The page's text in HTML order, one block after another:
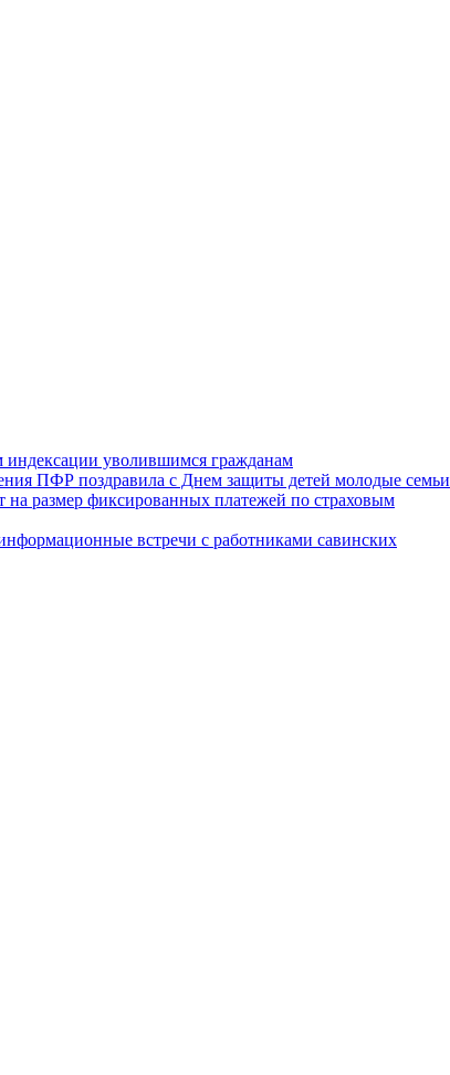
индексации уволившимся гражданам
ПФР поздравила с Днем защиты детей молодые семьи
размер фиксированных платежей по страховым
встречи с работниками савинских